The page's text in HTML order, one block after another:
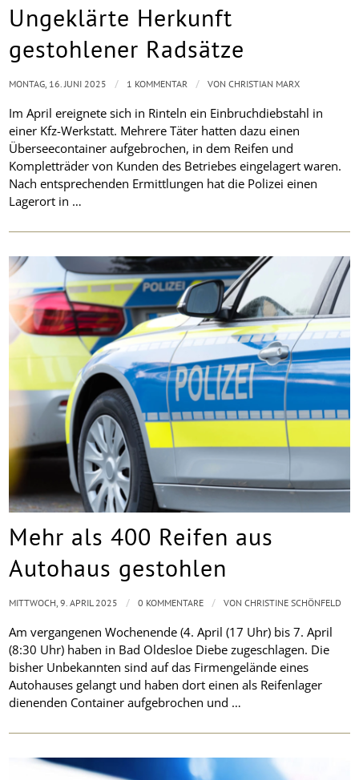
Ungeklärte Herkunft
gestohlener Radsätze
Im April ereignete sich in Rinteln ein Einbruchdiebstahl in
einer Kfz-Werkstatt. Mehrere Täter hatten dazu einen
Überseecontainer aufgebrochen, in dem Reifen und
Kompletträder von Kunden des Betriebes eingelagert waren.
Nach entsprechenden Ermittlungen hat die Polizei einen
Lagerort in …
MONTAG, 16. JUNI 2025 / 1 KOMMENTAR / VONCHRISTIAN MARX
Mehr als 400 Reifen aus
Autohaus gestohlen
Am vergangenen Wochenende (4. April (17 Uhr) bis 7. April
(8:30 Uhr) haben in Bad Oldesloe Diebe zugeschlagen. Die
bisher Unbekannten sind auf das Firmengelände eines
Autohauses gelangt und haben dort einen als Reifenlager
dienenden Container aufgebrochen und …
MITTWOCH, 9. APRIL 2025 / 0 KOMMENTARE / VONCHRISTINE SCHÖNFELD